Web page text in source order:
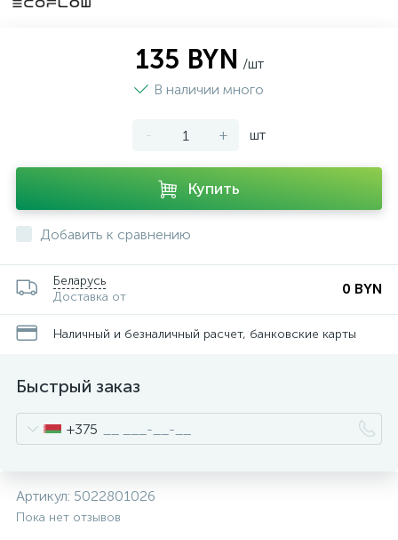
135 BYN /шт
В наличии много
- + шт
Купить
Добавить к сравнению
Беларусь
Доставка от
0 BYN
Наличный и безналичный расчет, банковские карты
Быстрый заказ
+375
Артикул: 5022801026
Пока нет отзывов